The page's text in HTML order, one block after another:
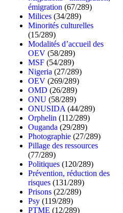
émigration (67/289)
Milices (34/289)
Minorités culturelles
(15/289)
Modalités d’accueil des
OEV (58/289)
MSF (54/289)
Nigeria (27/289)
OEV (269/289)
OMD (26/289)
ONU (58/289)
ONUSIDA (44/289)
Orphelin (112/289)
Ouganda (29/289)
Photographie (27/289)
Pillage des ressources
(77/289)
Politiques (120/289)
Prévention, réduction des
risques (131/289)
Prisons (22/289)
Psy (119/289)
PTME (12/289)